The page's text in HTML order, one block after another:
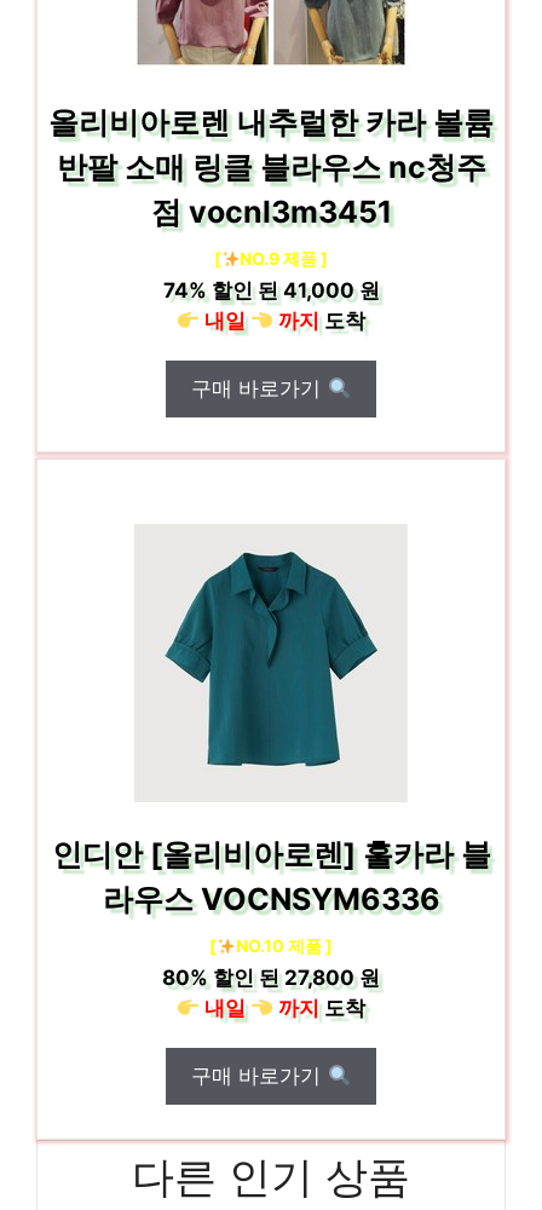
올리비아로렌 내추럴한 카라 볼륨
반팔 소매 링클 블라우스 nc청주
점 vocnl3m3451
[ NO.9 제품 ]
74%할인 된41,000 원
내일
까지도착
구매 바로가기
인디안 [올리비아로렌] 훌카라 블
라우스 VOCNSYM6336
[ NO.10 제품 ]
80%할인 된27,800 원
내일
까지도착
구매 바로가기
다른 인기 상품
끈나시원피스